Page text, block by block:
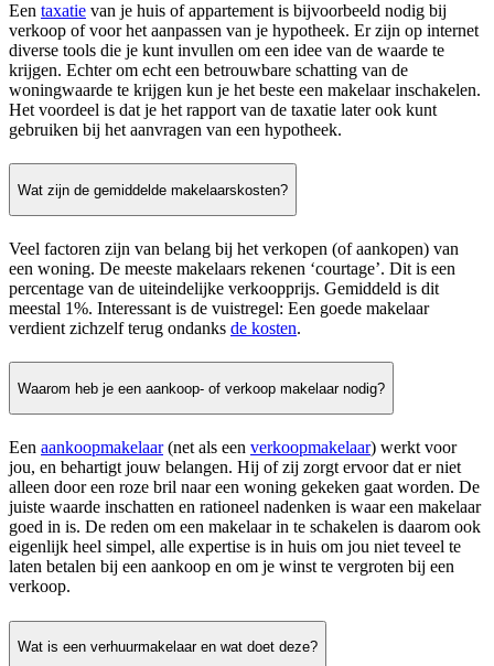
Een taxatie van je huis of appartement is bijvoorbeeld nodig bij
verkoop of voor het aanpassen van je hypotheek. Er zijn op internet
diverse tools die je kunt invullen om een idee van de waarde te
krijgen. Echter om echt een betrouwbare schatting van de
woningwaarde te krijgen kun je het beste een makelaar inschakelen.
Het voordeel is dat je het rapport van de taxatie later ook kunt
gebruiken bij het aanvragen van een hypotheek.
Wat zijn de gemiddelde makelaarskosten?
Veel factoren zijn van belang bij het verkopen (of aankopen) van
een woning. De meeste makelaars rekenen ‘courtage’. Dit is een
percentage van de uiteindelijke verkoopprijs. Gemiddeld is dit
meestal 1%. Interessant is de vuistregel: Een goede makelaar
verdient zichzelf terug ondanks de kosten.
Waarom heb je een aankoop- of verkoop makelaar nodig?
Een aankoopmakelaar(net als een verkoopmakelaar) werkt voor
jou, en behartigt jouw belangen. Hij of zij zorgt ervoor dat er niet
alleen door een roze bril naar een woning gekeken gaat worden. De
juiste waarde inschatten en rationeel nadenken is waar een makelaar
goed in is. De reden om een makelaar in te schakelen is daarom ook
eigenlijk heel simpel, alle expertise is in huis om jou niet teveel te
laten betalen bij een aankoop en om je winst te vergroten bij een
verkoop.
Wat is een verhuurmakelaar en wat doet deze?